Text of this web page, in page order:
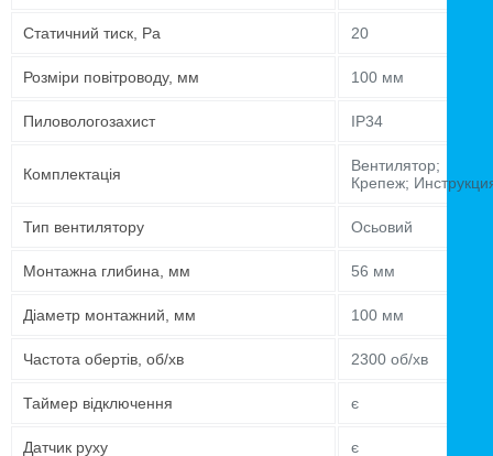
Статичний тиск, Pa 20
Розміри повітроводу, мм 100 мм
Пиловологозахист IP34
Комплектація
Вентилятор;
Крепеж;
Тип вентилятору Осьовий
Монтажна глибина, мм 56 мм
Діаметр монтажний, мм 100 мм
Частота обертів, об/хв 2300 об/хв
Таймер відключення є
Датчик руху є